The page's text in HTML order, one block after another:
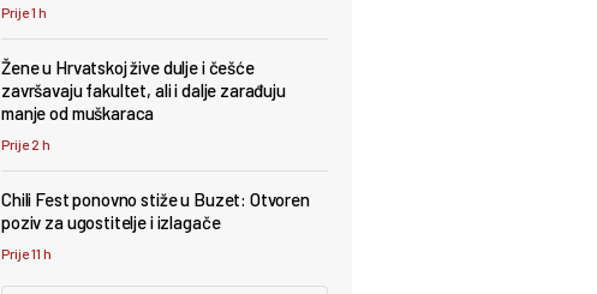
Prije 1 h
Žene u Hrvatskoj žive dulje i češće
završavaju fakultet, ali i dalje zarađuju
manje od muškaraca
Prije 2 h
Chili Fest ponovno stiže u Buzet: Otvoren
poziv za ugostitelje i izlagače
Prije 11 h